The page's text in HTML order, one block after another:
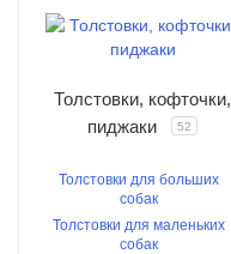
Толстовки, кофточки,
пиджаки
52
Толстовки для больших
собак
Толстовки для маленьких
собак